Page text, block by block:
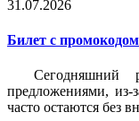
31.07.2026
Билет c
Сегодняшний
предложениями, из-
часто остаются без